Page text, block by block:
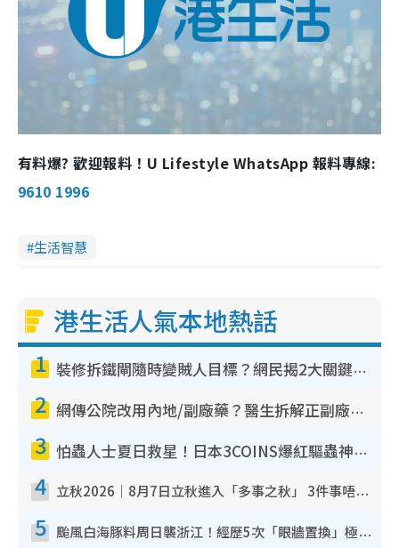
有料爆? 歡迎報料！U Lifestyle WhatsApp 報料專線:
9610 1996
生活智慧
港生活人氣本地熱話
1 裝修拆鐵閘隨時變賊人目標？網民揭2大關鍵用途：裝新式等於白裝？附新舊鐵閘分別
2 網傳公院改用內地/副廠藥？醫生拆解正副廠分別 揭4類人換藥隨時出事
3 怕蟲人士夏日救星！日本3COINS爆紅驅蟲神器$45起 1招「全程免觸碰」輕鬆搞定小強
4 立秋2026｜8月7日立秋進入「多事之秋」 3件事唔做得！專家教6招開運 清枱頭／銀包納氣接好運
5 颱風白海豚料周日襲浙江！經歷5次「眼牆置換」極罕見 成登陸內地最長途颱風